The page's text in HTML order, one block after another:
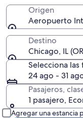
Origen
Aeropuerto
Destino
Chicago, IL
Selecciona las
24 ago - 31
Pasajeros,
1 pasajero,
Agregar una estancia